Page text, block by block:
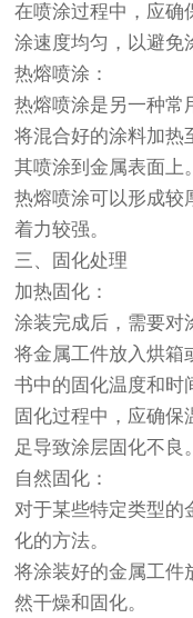
在喷涂过程中，应确
涂速度均匀，以避免
热熔喷涂：
热熔喷涂是另一种常
将混合好的涂料加热
其喷涂到金属表面上。
热熔喷涂可以形成较
着力较强。
三、固化处理
加热固化：
涂装完成后，需要对
将金属工件放入烘箱
书中的固化温度和时
固化过程中，应确保
足导致涂层固化不良。
自然固化：
对于某些特定类型的
化的方法。
将涂装好的金属工件
然干燥和固化。